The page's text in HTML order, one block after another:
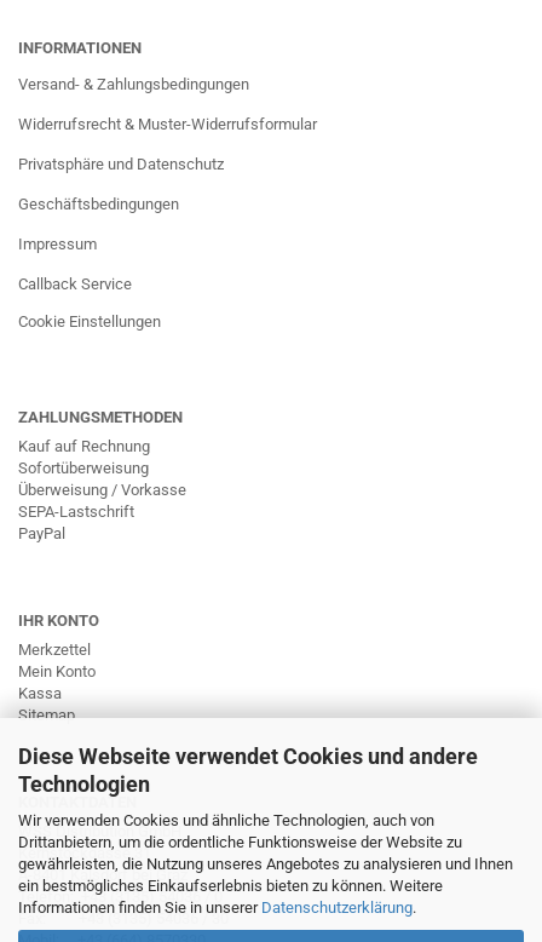
Diese Webseite verwendet Cookies und andere
Technologien
Wir verwenden Cookies und ähnliche Technologien, auch von
Drittanbietern, um die ordentliche Funktionsweise der Website zu
gewährleisten, die Nutzung unseres Angebotes zu analysieren und Ihnen
ein bestmögliches Einkaufserlebnis bieten zu können. Weitere
Informationen finden Sie in unserer Datenschutzerklärung.
INFORMATIONEN
Versand- & Zahlungsbedingungen
Widerrufsrecht & Muster-Widerrufsformular
Privatsphäre und Datenschutz
Geschäftsbedingungen
Impressum
Callback Service
Cookie Einstellungen
ZAHLUNGSMETHODEN
Kauf auf Rechnung
Sofortüberweisung
Überweisung / Vorkasse
SEPA-Lastschrift
PayPal
IHR KONTO
Merkzettel
Mein Konto
Kassa
Sitemap
KONTAKTDATEN
WSS Distribution GmbH
Kernstockgasse 31
A-8401 Kalsdorf bei Graz
Telefon: +43 (3135) 54036 / 0
Fax: +43 (3135) 54036 / 30